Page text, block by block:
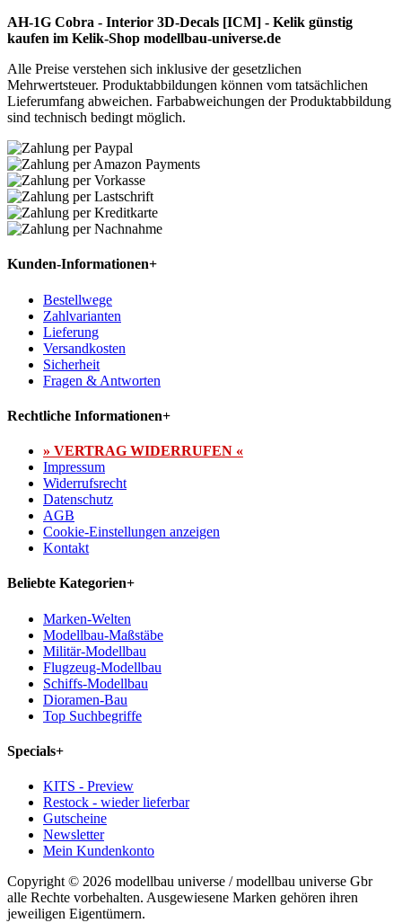
AH-1G Cobra - Interior 3D-Decals [ICM] - Kelik günstig
kaufen im Kelik-Shop modellbau-universe.de
Alle Preise verstehen sich inklusive der gesetzlichen
Mehrwertsteuer. Produktabbildungen können vom tatsächlichen
Lieferumfang abweichen. Farbabweichungen der Produktabbildung
sind technisch bedingt möglich.
Kunden-Informationen+
Bestellwege
Zahlvarianten
Lieferung
Versandkosten
Sicherheit
Fragen & Antworten
Rechtliche Informationen+
» VERTRAG WIDERRUFEN «
Impressum
Widerrufsrecht
Datenschutz
AGB
Cookie-Einstellungen anzeigen
Kontakt
Beliebte Kategorien+
Marken-Welten
Modellbau-Maßstäbe
Militär-Modellbau
Flugzeug-Modellbau
Schiffs-Modellbau
Dioramen-Bau
Top Suchbegriffe
Specials+
KITS - Preview
Restock - wieder lieferbar
Gutscheine
Newsletter
Mein Kundenkonto
Copyright © 2026 modellbau universe / modellbau universe Gbr
alle Rechte vorbehalten. Ausgewiesene Marken gehören ihren
jeweiligen Eigentümern.